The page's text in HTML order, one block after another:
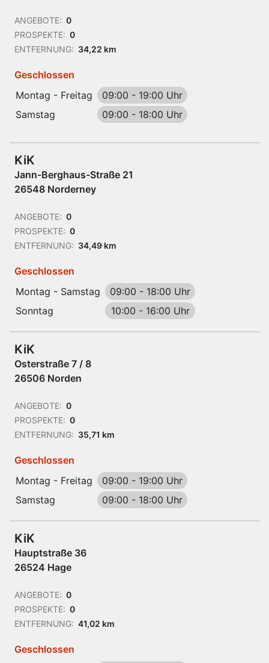
ANGEBOTE: 0
PROSPEKTE: 0
ENTFERNUNG: 34,22 km
Geschlossen
Montag - Freitag
09:00 - 19:00 Uhr
Samstag
09:00 - 18:00 Uhr
KiK
Jann-Berghaus-Straße 21
26548 Norderney
ANGEBOTE: 0
PROSPEKTE: 0
ENTFERNUNG: 34,49 km
Geschlossen
Montag - Samstag
09:00 - 18:00 Uhr
Sonntag
10:00 - 16:00 Uhr
KiK
Osterstraße 7 / 8
26506 Norden
ANGEBOTE: 0
PROSPEKTE: 0
ENTFERNUNG: 35,71 km
Geschlossen
Montag - Freitag
09:00 - 19:00 Uhr
Samstag
09:00 - 18:00 Uhr
KiK
Hauptstraße 36
26524 Hage
ANGEBOTE: 0
PROSPEKTE: 0
ENTFERNUNG: 41,02 km
Geschlossen